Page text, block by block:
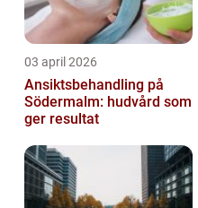
03 april 2026
Ansiktsbehandling på
Södermalm: hudvård som
ger resultat